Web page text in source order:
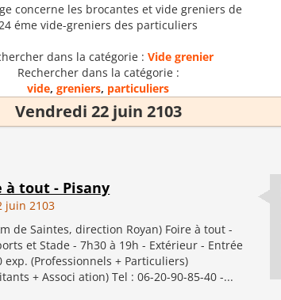
concerne les brocantes et vide greniers de
24 éme vide-greniers des particuliers
dans la catégorie : Vide grenier
Rechercher dans la catégorie :
vide, greniers, particuliers
Vendredi 22 juin 2103
à tout - Pisany
juin 2103
de Saintes, direction Royan) Foire à tout -
et Stade - 7h30 à 19h - Extérieur - Entrée
exp. (Professionnels + Particuliers)
+ Associ ation) Tel : 06-20-90-85-40 -...